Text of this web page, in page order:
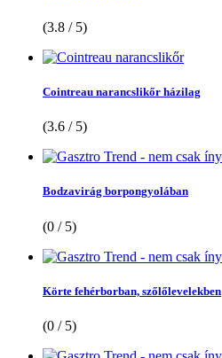
(3.8 / 5)
Cointreau narancslikőr házilag
(3.6 / 5)
Bodzavirág borpongyolában
(0 / 5)
Körte fehérborban, szőlőlevelekben
(0 / 5)